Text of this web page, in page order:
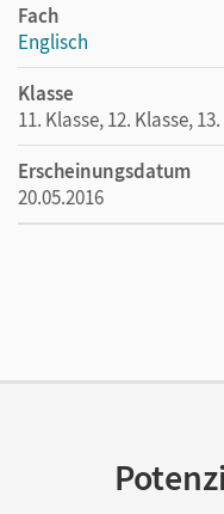
Fach
Englisch
Klasse
11. Klasse, 12. Klasse,
Erscheinungsdatum
20.05.2016